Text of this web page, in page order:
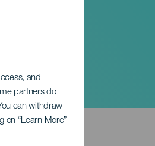
and
partners do
can withdraw
on “Learn More”